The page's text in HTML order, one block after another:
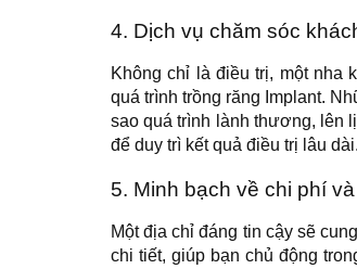
4. Dịch vụ chăm sóc
Không chỉ là điều trị, một nha
quá trình trồng răng Implant.
sao quá trình lành thương, lên
để duy trì kết quả điều trị lâu dài.
5. Minh bạch về chi phí
Một địa chỉ đáng tin cậy sẽ
chi tiết, giúp bạn chủ động